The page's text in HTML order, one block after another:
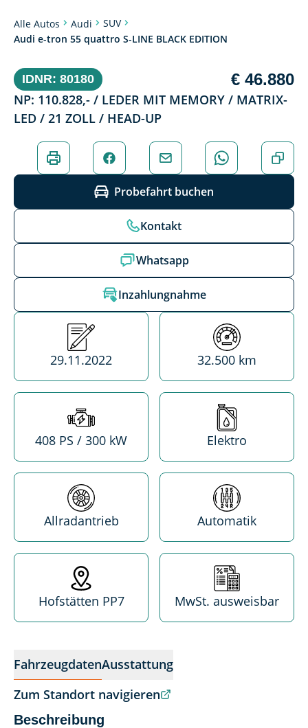
Alle Autos Audi
SUV
Audi e-tron 55 quattro S-LINE BLACK EDITION
IDNR: 80180 € 46.880
NP: 110.828,- / LEDER MIT MEMORY / MATRIX-
LED / 21 ZOLL / HEAD-UP
FahrzeugdatenAusstattung
Zum Standort navigieren
Beschreibung
Probefahrt buchen
Kontakt
Whatsapp
Inzahlungnahme
Erstzulassung
29.11.2022
Kilometerstand
32.500 km
Leistung
408 PS / 300 kW
Treibstoff
Elektro
Antrieb
Allradantrieb
Getriebe
Automatik
Standort
Hofstätten PP7
MwSt.
MwSt. ausweisbar